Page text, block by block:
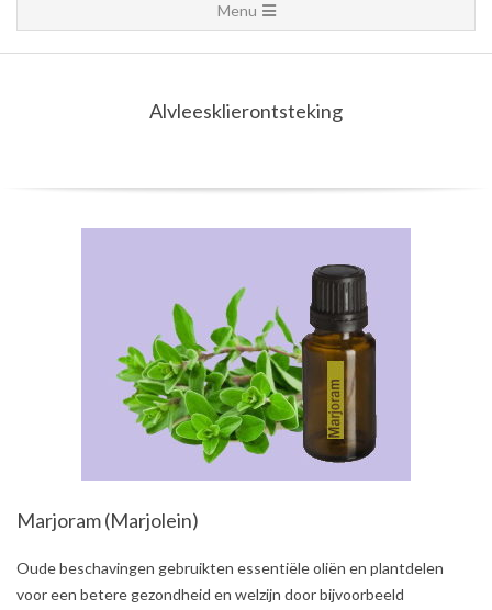
Navigation
Menu
Menu
Alvleesklierontsteking
Marjoram (Marjolein)
2021-
Oude beschavingen gebruikten essentiële oliën en plantdelen
voor een betere gezondheid en welzijn door bijvoorbeeld